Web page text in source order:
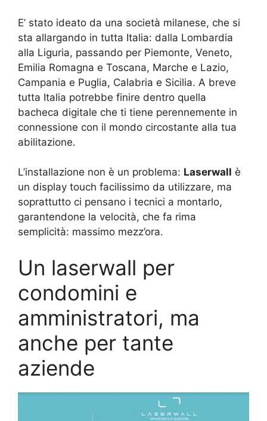
E’ stato ideato da una società milanese, che si
sta allargando in tutta Italia: dalla Lombardia
alla Liguria, passando per Piemonte, Veneto,
Emilia Romagna e Toscana, Marche e Lazio,
Campania e Puglia, Calabria e Sicilia. A breve
tutta Italia potrebbe finire dentro quella
bacheca digitale che ti tiene perennemente in
connessione con il mondo circostante alla tua
abilitazione.
L’installazione non è un problema: Laserwall è
un display touch facilissimo da utilizzare, ma
soprattutto ci pensano i tecnici a montarlo,
garantendone la velocità, che fa rima
semplicità: massimo mezz’ora.
Un laserwall per
condomini e
amministratori, ma
anche per tante
aziende